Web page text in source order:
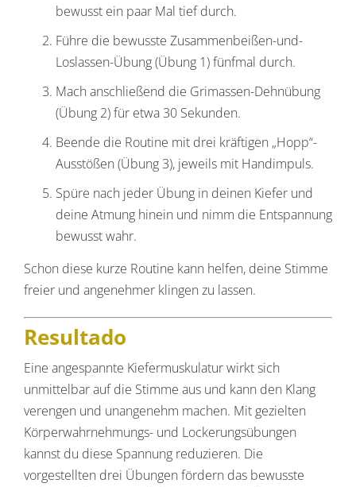
bewusst ein paar Mal tief durch.
Führe die bewusste Zusammenbeißen-und-
Loslassen-Übung (Übung 1) fünfmal durch.
Mach anschließend die Grimassen-Dehnübung
(Übung 2) für etwa 30 Sekunden.
Beende die Routine mit drei kräftigen „Hopp“-
Ausstößen (Übung 3), jeweils mit Handimpuls.
Spüre nach jeder Übung in deinen Kiefer und
deine Atmung hinein und nimm die Entspannung
bewusst wahr.
Schon diese kurze Routine kann helfen, deine Stimme
freier und angenehmer klingen zu lassen.
Resultado
Eine angespannte Kiefermuskulatur wirkt sich
unmittelbar auf die Stimme aus und kann den Klang
verengen und unangenehm machen. Mit gezielten
Körperwahrnehmungs- und Lockerungsübungen
kannst du diese Spannung reduzieren. Die
vorgestellten drei Übungen fördern das bewusste